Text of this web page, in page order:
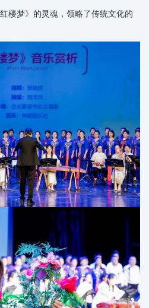
楼梦》的灵魂，领略了传统文化的